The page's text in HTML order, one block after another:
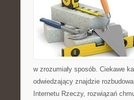
w zrozumiały sposób. Ciekawe
odwiedzający znajdzie
Internetu Rzeczy, rozwiązań